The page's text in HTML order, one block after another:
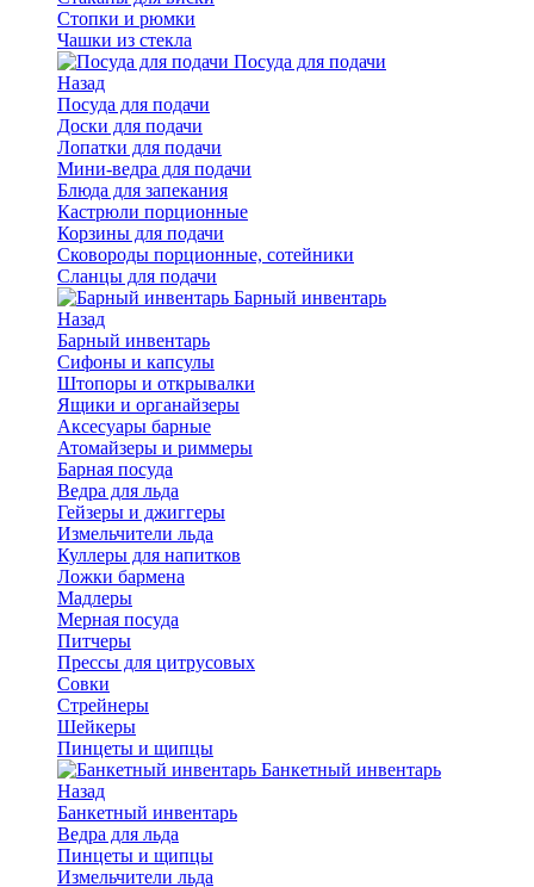
Стопки и рюмки
Чашки из стекла
Посуда для подачи
Назад
Посуда для подачи
Доски для подачи
Лопатки для подачи
Мини-ведра для подачи
Блюда для запекания
Кастрюли порционные
Корзины для подачи
Сковороды порционные, сотейники
Сланцы для подачи
Барный инвентарь
Назад
Барный инвентарь
Сифоны и капсулы
Штопоры и открывалки
Ящики и органайзеры
Аксесуары барные
Атомайзеры и риммеры
Барная посуда
Ведра для льда
Гейзеры и джиггеры
Измельчители льда
Куллеры для напитков
Ложки бармена
Мадлеры
Мерная посуда
Питчеры
Прессы для цитрусовых
Совки
Стрейнеры
Шейкеры
Пинцеты и щипцы
Банкетный инвентарь
Назад
Банкетный инвентарь
Ведра для льда
Пинцеты и щипцы
Измельчители льда